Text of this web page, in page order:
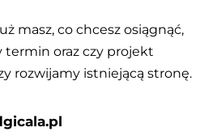
masz, co chcesz osiągnąć,
termin oraz czy projekt
rozwijamy istniejącą stronę.